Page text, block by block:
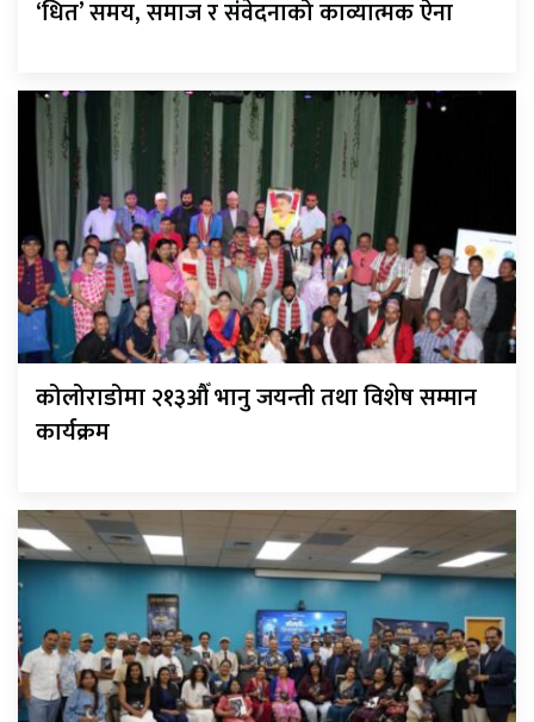
‘धित’ समय, समाज र संवेदनाको काव्यात्मक ऐना
कोलोराडोमा २१३औँ भानु जयन्ती तथा विशेष सम्मान
कार्यक्रम